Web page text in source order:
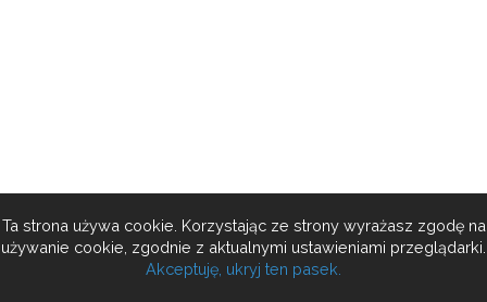
Ta strona używa cookie. Korzystając ze strony wyrażasz zgodę na
używanie cookie, zgodnie z aktualnymi ustawieniami przeglądarki.
Akceptuję, ukryj ten pasek.